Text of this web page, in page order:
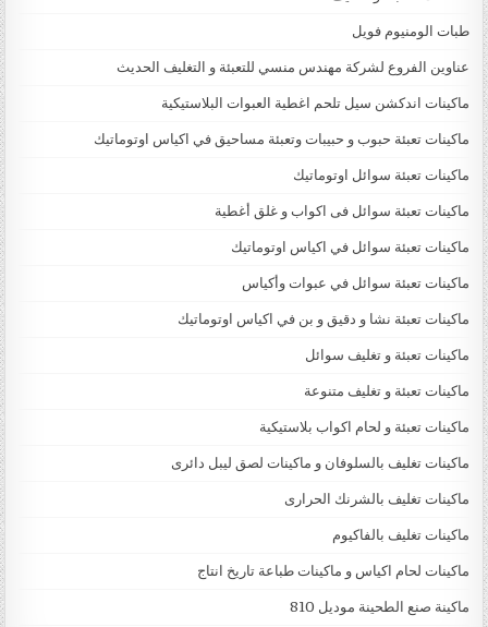
طبات الومنيوم فويل
عناوين الفروع لشركة مهندس منسي للتعبئة و التغليف الحديث
ماكينات اندكشن سيل تلحم اغطية العبوات البلاستيكية
ماكينات تعبئة حبوب و حبيبات وتعبئة مساحيق في اكياس اوتوماتيك
ماكينات تعبئة سوائل اوتوماتيك
ماكينات تعبئة سوائل فى اكواب و غلق أغطية
ماكينات تعبئة سوائل في اكياس اوتوماتيك
ماكينات تعبئة سوائل في عبوات وأكياس
ماكينات تعبئة نشا و دقيق و بن في اكياس اوتوماتيك
ماكينات تعبئة و تغليف سوائل
ماكينات تعبئة و تغليف متنوعة
ماكينات تعبئة و لحام اكواب بلاستيكية
ماكينات تغليف بالسلوفان و ماكينات لصق ليبل دائرى
ماكينات تغليف بالشرنك الحرارى
ماكينات تغليف بالفاكيوم
ماكينات لحام اكياس و ماكينات طباعة تاريخ انتاج
ماكينة صنع الطحينة موديل 810